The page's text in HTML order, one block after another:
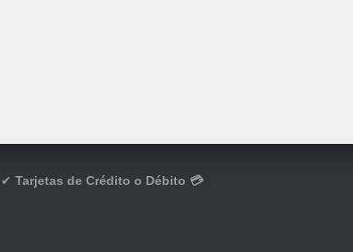
✔ Tarjetas de Crédito o Débito 💳